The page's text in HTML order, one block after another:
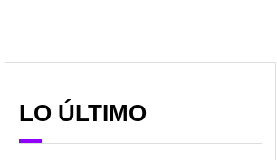
LO ÚLTIMO